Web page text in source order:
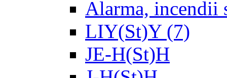
Alarma, incendii
LIY(St)Y(7)
JE-H(St)H